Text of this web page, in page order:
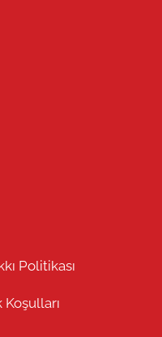
Politikası